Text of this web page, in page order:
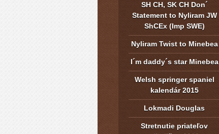
SH CH, SK CH Don´
Statement to Nyliram JW
ShCEx (Imp SWE)
Nyliram Twist to Minebea
I´m daddy´s star Minebea
Welsh springer spaniel
kalendár 2015
Lokmadi Douglas
Stretnutie priateľov